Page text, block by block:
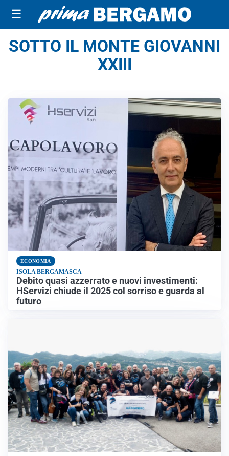
☰
SOTTO IL MONTE GIOVANNI
XXIII
ECONOMIA
ISOLA BERGAMASCA
Debito quasi azzerrato e nuovi investimenti:
HServizi chiude il 2025 col sorriso e guarda al
futuro